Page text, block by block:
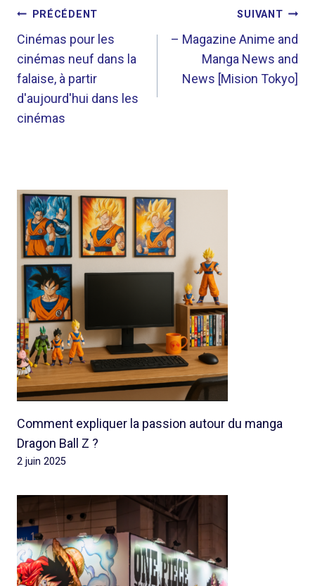
NAVIGATION
DE
L’ARTICLE
PRÉCÉDENT
Cinémas pour les
cinémas neuf dans la
falaise, à partir
d'aujourd'hui dans les
cinémas
SUIVANT
– Magazine Anime and
Manga News and
News [Mision Tokyo]
Comment expliquer la passion autour du manga
Dragon Ball Z ?
2 juin 2025